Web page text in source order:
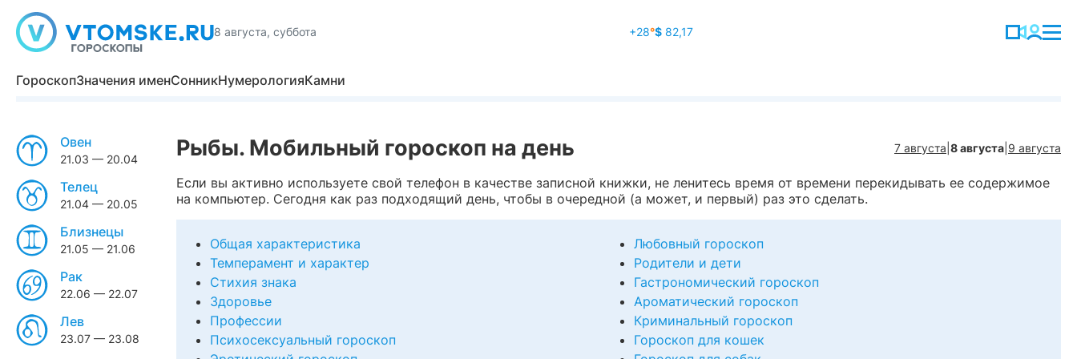
8 августа, суббота +28°$ 82,17
ГороскопЗначения именСонникНумерологияКамни
Овен
21.03 — 20.04
Телец
21.04 — 20.05
Близнецы
21.05 — 21.06
Рак
22.06 — 22.07
Лев
23.07 — 23.08
Рыбы. Мобильный гороскоп на день 7 августа 8 августа 9 августа
Если вы активно используете свой телефон в качестве записной книжки, не ленитесь время от времени перекидывать ее содержимое
на компьютер. Сегодня как раз подходящий день, чтобы в очередной (а может, и первый) раз это сделать.
Общая характеристика
Темперамент и характер
Стихия знака
Здоровье
Профессии
Психосексуальный гороскоп
Любовный гороскоп
Родители и дети
Гастрономический гороскоп
Ароматический гороскоп
Криминальный гороскоп
Гороскоп для кошек